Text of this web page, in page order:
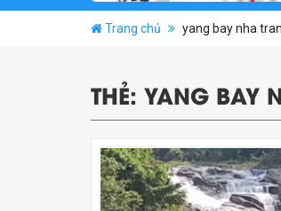
Trang chủ yang bay nha
THẺ: YANG BAY